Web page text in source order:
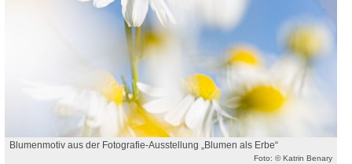
Blumenmotiv aus der Fotografie-Ausstellung „Blumen als Erbe“
Foto: © Katrin Benary